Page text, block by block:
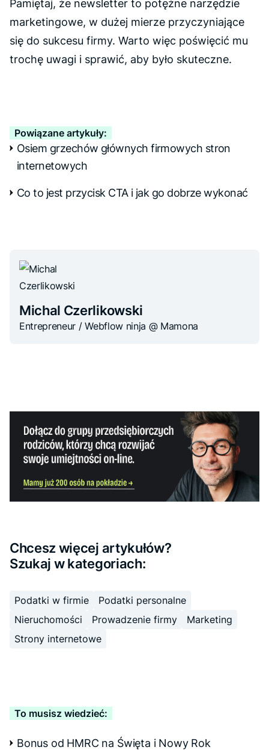
Pamiętaj, że newsletter to potężne narzędzie
marketingowe, w dużej mierze przyczyniające
się do sukcesu firmy. Warto więc poświęcić mu
trochę uwagi i sprawić, aby było skuteczne.
Powiązane artykuły:
Osiem grzechów głównych firmowych stron
internetowych
Co to jest przycisk CTA i jak go dobrze wykonać
Michal Czerlikowski
Entrepreneur / Webflow ninja @ Mamona
Chcesz więcej artykułów?
Szukaj w kategoriach:
Podatki w firmie
Podatki personalne
Nieruchomości
Prowadzenie firmy
Marketing
Strony internetowe
To musisz wiedzieć:
Bonus od HMRC na Święta i Nowy Rok